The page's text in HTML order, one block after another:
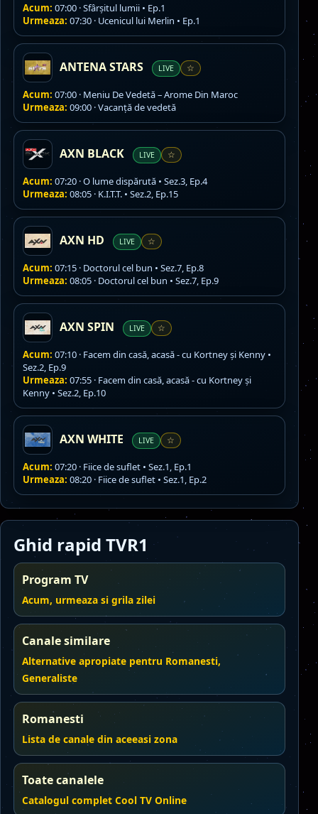
Acum: 07:00 · Sfârșitul lumii • Ep.1
Urmeaza: 07:30 · Ucenicul lui Merlin • Ep.1
ANTENA STARS LIVE ☆
Acum: 07:00 · Meniu De Vedetă – Arome Din Maroc
Urmeaza: 09:00 · Vacanţă de vedetă
AXN BLACK LIVE ☆
Acum: 07:20 · O lume dispărută • Sez.3, Ep.4
Urmeaza: 08:05 · K.I.T.T. • Sez.2, Ep.15
AXN HD LIVE ☆
Acum: 07:15 · Doctorul cel bun • Sez.7, Ep.8
Urmeaza: 08:05 · Doctorul cel bun • Sez.7, Ep.9
AXN SPIN LIVE ☆
Acum: 07:10 · Facem din casă, acasă - cu Kortney și Kenny •
Sez.2, Ep.9
Urmeaza: 07:55 · Facem din casă, acasă - cu Kortney și
Kenny • Sez.2, Ep.10
AXN WHITE LIVE ☆
Acum: 07:20 · Fiice de suflet • Sez.1, Ep.1
Urmeaza: 08:20 · Fiice de suflet • Sez.1, Ep.2
Ghid rapid TVR1
Program TV
Acum, urmeaza si grila zilei
Canale similare
Alternative apropiate pentru Romanesti,
Generaliste
Romanesti
Lista de canale din aceeasi zona
Toate canalele
Catalogul complet Cool TV Online